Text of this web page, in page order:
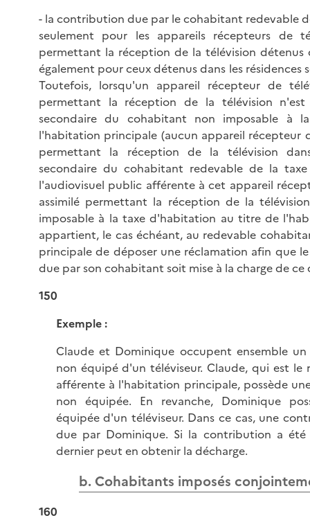
- la contribution due par le cohabitant redevable
seulement pour les appareils récepteurs de
permettant la réception de la télévision détenus
également pour ceux détenus dans les résidences
Toutefois, lorsqu'un appareil récepteur de
permettant la réception de la télévision
secondaire du cohabitant non imposable à
l'habitation principale (aucun appareil récepteur
permettant la réception de la télévision
secondaire du cohabitant redevable de la
l'audiovisuel public afférente à cet appareil
assimilé permettant la réception de la
imposable à la taxe d'habitation au titre de
appartient, le cas échéant, au redevable
principale de déposer une réclamation afin que
due par son cohabitant soit mise à la charge de ce
150
Exemple :
Claude et Dominique occupent ensemble
non équipé d'un téléviseur. Claude, qui est
afférente à l'habitation principale, possède
non équipée. En revanche, Dominique
équipée d'un téléviseur. Dans ce cas, une
due par Dominique. Si la contribution a
dernier peut en obtenir la décharge.
b. Cohabitants imposés
160